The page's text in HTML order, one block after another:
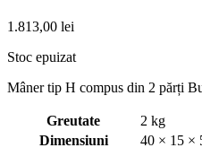
1.813,00 lei
Stoc epuizat
Mâner tip H compus din 2 părți
Greutate
2 kg
Dimensiuni
40 × 15 ×